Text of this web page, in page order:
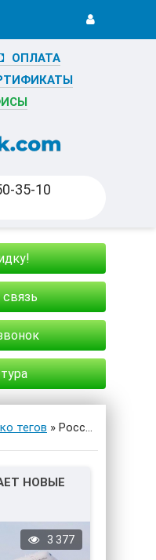
ОПЛАТА
35-10
тегов » Россия » Страница 7
НОВЫЕ
3 377